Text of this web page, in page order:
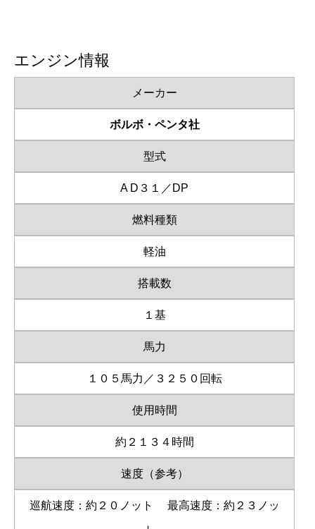
エンジン情報
メーカー
ボルボ・ペンタ社
型式
A D３１／DP
燃料種類
軽油
搭載数
１基
馬力
１０５馬力／３２５０回転
使用時間
約２１３４時間
速度（参考）
巡航速度：約２０ノット 最高速度：約２３ノッ